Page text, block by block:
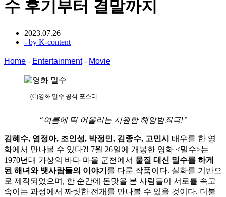
수 후기부터 결말까지
2023.07.26
- by K-content
Home - Entertainment- Movie
(C)영화 밀수 공식 포스터
“여름에 딱 어울리는 시원한 해양범죄극!”
김혜수, 염정아, 조인성, 박정민, 김종수, 고민시
배우를 한 영
화에서 만나볼 수 있다?! 7월 26일에 개봉한 영화 <밀수>는
1970년대 가상의 바다 마을 군천에서 물질 대신 밀수를 하게
된 해녀와 뱃사람들의 이야기 를 다룬 작품이다. 실화를 기반으
로 제작되었으며, 한 순간에 돈맛을 본 사람들이 서로를 속고
속이는 과정에서 짜릿한 전개를 만나볼 수 있을 것이다. 더불